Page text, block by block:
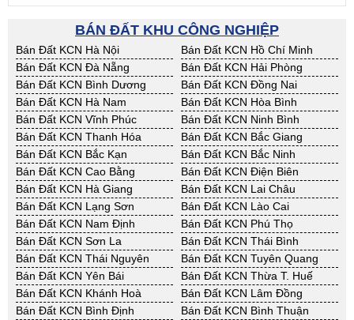
BÁN ĐẤT KHU CÔNG NGHIỆP
Bán Đất KCN Hà Nội
Bán Đất KCN Hồ Chí Minh
Bán Đất KCN Đà Nẵng
Bán Đất KCN Hải Phòng
Bán Đất KCN Bình Dương
Bán Đất KCN Đồng Nai
Bán Đất KCN Hà Nam
Bán Đất KCN Hòa Bình
Bán Đất KCN Vĩnh Phúc
Bán Đất KCN Ninh Bình
Bán Đất KCN Thanh Hóa
Bán Đất KCN Bắc Giang
Bán Đất KCN Bắc Kạn
Bán Đất KCN Bắc Ninh
Bán Đất KCN Cao Bằng
Bán Đất KCN Điện Biên
Bán Đất KCN Hà Giang
Bán Đất KCN Lai Châu
Bán Đất KCN Lạng Sơn
Bán Đất KCN Lào Cai
Bán Đất KCN Nam Định
Bán Đất KCN Phú Thọ
Bán Đất KCN Sơn La
Bán Đất KCN Thái Bình
Bán Đất KCN Thái Nguyên
Bán Đất KCN Tuyên Quang
Bán Đất KCN Yên Bái
Bán Đất KCN Thừa T. Huế
Bán Đất KCN Khánh Hoà
Bán Đất KCN Lâm Đồng
Bán Đất KCN Bình Định
Bán Đất KCN Bình Thuận